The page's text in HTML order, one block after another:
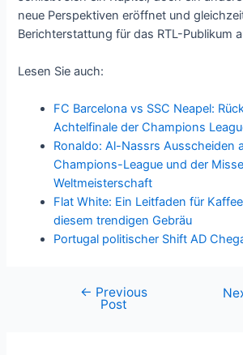
neue Perspektiven eröffnet und
Berichterstattung für das RTL-Publikum
Lesen Sie auch:
FC Barcelona vs SSC Neapel:
Achtelfinale der Champions
Ronaldo: Al-Nassrs Ausscheiden
Champions-League und der
Weltmeisterschaft
Flat White: Ein Leitfaden für
diesem trendigen Gebräu
Portugal politischer Shift AD
← Previous
Post